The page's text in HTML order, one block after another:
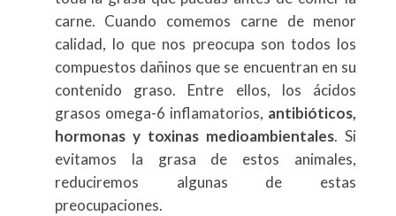
carne. Cuando comemos carne de menor
calidad, lo que nos preocupa son todos los
compuestos dañinos que se encuentran en su
contenido graso. Entre ellos, los ácidos
grasos omega-6 inflamatorios, antibióticos,
hormonas y toxinas medioambientales. Si
evitamos la grasa de estos animales,
reduciremos algunas de estas
preocupaciones.